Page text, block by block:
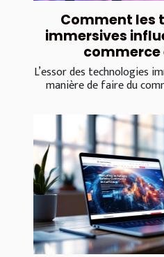
Comment les
immersives
commerce
L’essor des technologies
manière de faire du